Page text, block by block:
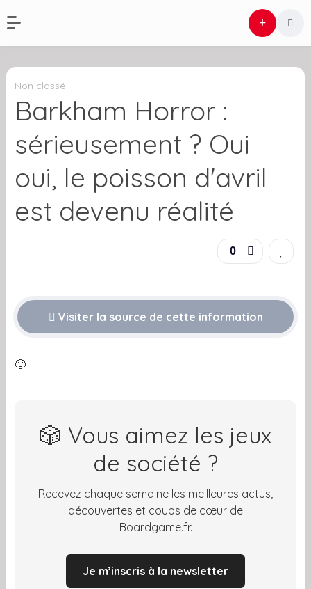
Non classé
Barkham Horror :
sérieusement ? Oui
oui, le poisson d'avril
est devenu réalité
0
Visiter la source de cette information
🙂
🎲 Vous aimez les jeux
de société ?
Recevez chaque semaine les meilleures actus,
découvertes et coups de cœur de
Boardgame.fr.
Je m’inscris à la newsletter